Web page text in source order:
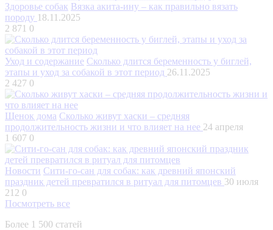
Здоровье собак Вязка акита-ину – как правильно вязать
породу 18.11.2025
2 871 0
Уход и содержание Сколько длится беременность у биглей,
этапы и уход за собакой в этот период 26.11.2025
2 427 0
Щенок дома Сколько живут хаски – средняя
продолжительность жизни и что влияет на нее 24 апреля
1 607 0
Новости Сити-го-сан для собак: как древний японский
праздник детей превратился в ритуал для питомцев 30 июля
212 0
Посмотреть все
Более 1 500 статей